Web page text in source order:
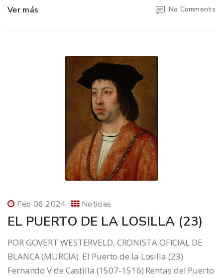
Ver más No Comments
Feb 06 2024 Noticias
EL PUERTO DE LA LOSILLA (23)
POR GOVERT WESTERVELD, CRONISTA OFICIAL DE
BLANCA (MURCIA) El Puerto de la Losilla (23)
Fernando V de Castilla (1507-1516) Rentas del Puerto